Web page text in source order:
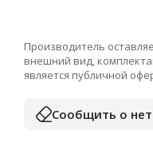
Производитель
внешний вид,
является публичной
Сообщить о